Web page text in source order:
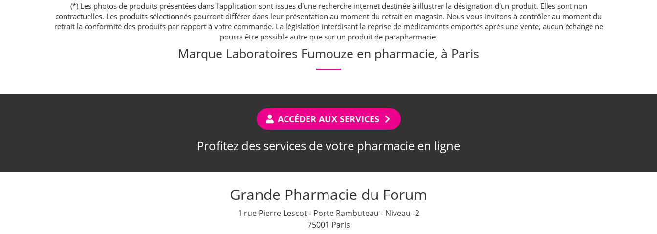
(*) Les photos de produits présentées dans l'application sont issues d'une recherche internet destinée à illustrer la désignation d'un produit. Elles sont non
contractuelles. Les produits sélectionnés pourront différer dans leur présentation au moment du retrait en magasin. Nous vous invitons à contrôler au moment du
retrait la conformité des produits par rapport à votre commande. La législation interdisant la reprise de médicaments emportés après une vente, aucun échange ne
pourra être possible autre que sur un produit de parapharmacie.
Marque Laboratoires Fumouze en pharmacie, à Paris
ACCÉDER AUX SERVICES
Profitez des services de votre pharmacie en ligne
Grande Pharmacie du Forum
1 rue Pierre Lescot - Porte Rambuteau - Niveau -2
75001 Paris